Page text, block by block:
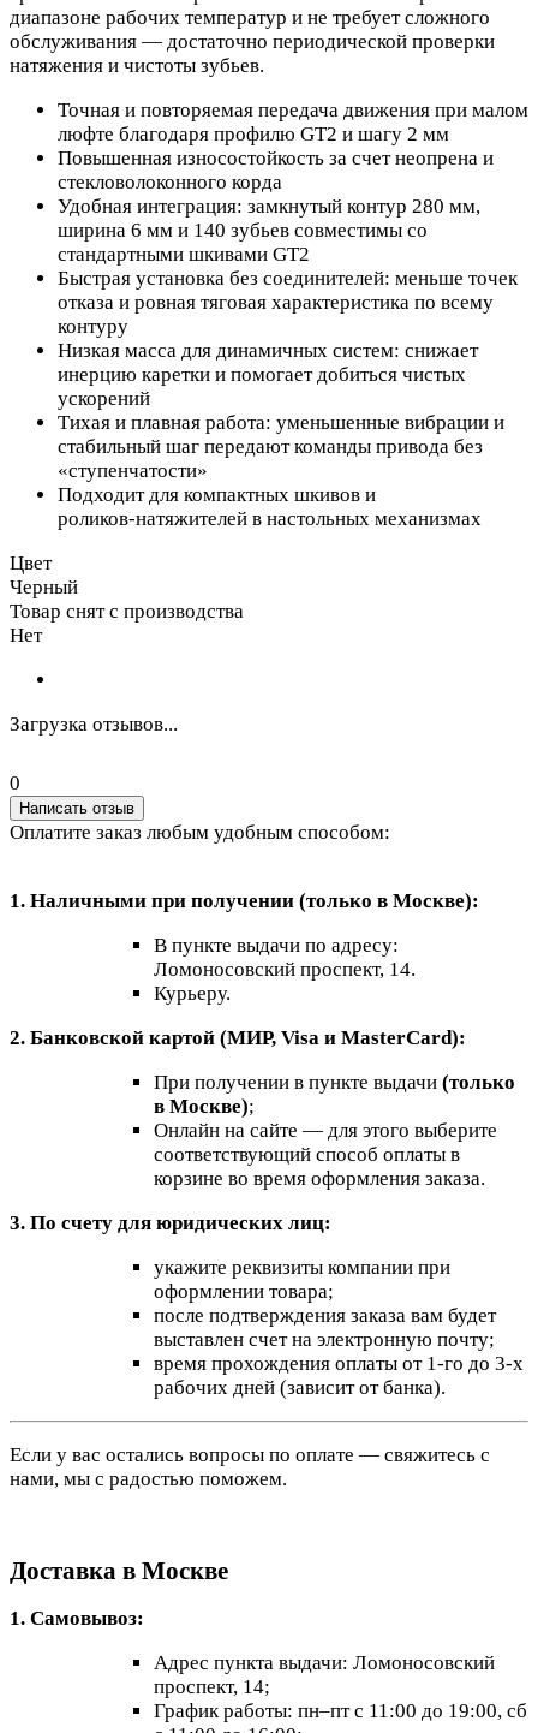
диапазоне рабочих температур и не требует сложного
обслуживания — достаточно периодической проверки
натяжения и чистоты зубьев.
Точная и повторяемая передача движения при малом
люфте благодаря профилю GT2 и шагу 2 мм
Повышенная износостойкость за счет неопрена и
стекловолоконного корда
Удобная интеграция: замкнутый контур 280 мм,
ширина 6 мм и 140 зубьев совместимы со
стандартными шкивами GT2
Быстрая установка без соединителей: меньше точек
отказа и ровная тяговая характеристика по всему
контуру
Низкая масса для динамичных систем: снижает
инерцию каретки и помогает добиться чистых
ускорений
Тихая и плавная работа: уменьшенные вибрации и
стабильный шаг передают команды привода без
«ступенчатости»
Подходит для компактных шкивов и
роликов‑натяжителей в настольных механизмах
Цвет
Черный
Товар снят с производства
Нет
Загрузка отзывов...
0
Написать отзыв
Оплатите заказ любым удобным способом:
1. Наличными при получении (только в Москве):
В пункте выдачи по адресу:
Ломоносовский проспект, 14.
Курьеру.
2. Банковской картой (МИР, Visa и MasterCard):
При получении в пункте выдачи (только
в Москве);
Онлайн на сайте — для этого выберите
соответствующий способ оплаты в
корзине во время оформления заказа.
3. По счету для юридических лиц:
укажите реквизиты компании при
оформлении товара;
после подтверждения заказа вам будет
выставлен счет на электронную почту;
время прохождения оплаты от 1-го до 3-х
рабочих дней (зависит от банка).
Если у вас остались вопросы по оплате — свяжитесь с
нами, мы с радостью поможем.
Доставка в Москве
1. Самовывоз:
Адрес пункта выдачи: Ломоносовский
проспект, 14;
График работы: пн–пт с 11:00 до 19:00, сб